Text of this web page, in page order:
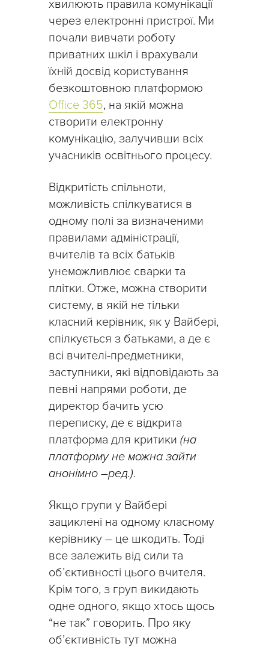
хвилюють правила комунікації
через електронні пристрої. Ми
почали вивчати роботу
приватних шкіл і врахували
їхній досвід користування
безкоштовною платформою
Office 365, на якій можна
створити електронну
комунікацію, залучивши всіх
учасників освітнього процесу.
Відкритість спільноти,
можливість спілкуватися в
одному полі за визначеними
правилами адміністрації,
вчителів та всіх батьків
унеможливлює сварки та
плітки. Отже, можна створити
систему, в якій не тільки
класний керівник, як у Вайбері,
спілкується з батьками, а де є
всі вчителі-предметники,
заступники, які відповідають за
певні напрями роботи, де
директор бачить усю
переписку, де є відкрита
платформа для критики (на
платформу не можна зайти
анонімно –ред.).
Якщо групи у Вайбері
зациклені на одному класному
керівнику – це шкодить. Тоді
все залежить від сили та
об’єктивності цього вчителя.
Крім того, з груп викидають
одне одного, якщо хтось щось
“не так” говорить. Про яку
об’єктивність тут можна